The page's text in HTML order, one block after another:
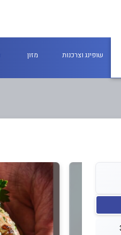
שופינג וצרכנות מזון